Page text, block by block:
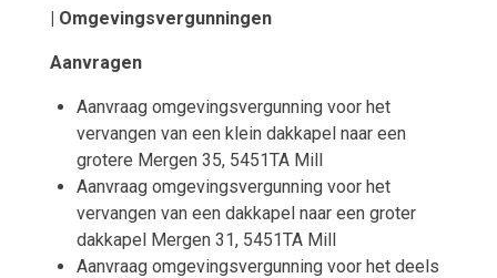
| Omgevingsvergunningen
Aanvragen
Aanvraag omgevingsvergunning voor het
vervangen van een klein dakkapel naar een
grotere Mergen 35, 5451TA Mill
Aanvraag omgevingsvergunning voor het
vervangen van een dakkapel naar een groter
dakkapel Mergen 31, 5451TA Mill
Aanvraag omgevingsvergunning voor het deels